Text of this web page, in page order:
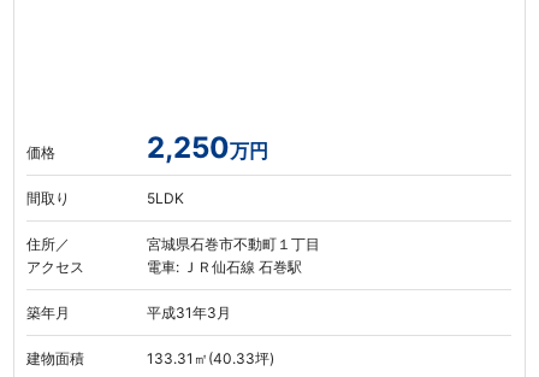
価格 2,250万円
間取り 5LDK
住所／
アクセス
宮城県石巻市不動町１丁目
電車: ＪＲ仙石線 石巻駅
築年月 平成31年3月
建物面積 133.31㎡(40.33坪)